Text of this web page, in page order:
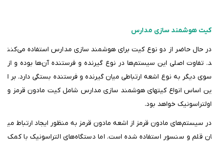
کیت هوشمند سازی مدارس
در حال حاضر از دو نوع کیت برای هوشمند سازی مدارس استفاده می‌کنن
د. تفاوت اصلی این سیستم‌ها در نوع گیرنده و فرستنده آن‌ها بوده و از
سوی دیگر به نوع اشعه ارتباطی میان گیرنده و فرستنده بستگی دارد. بر ا
ین اساس انواع کیت­های هوشمند سازی مدارس شامل کیت مادون قرمز و
اولتراسونیک خواهد بود.
در سیستم‌های مادون قرمز از اشعه مادون قرمز به منظور ایجاد ارتباط می
ان قلم و سنسور استفاده شده است. اما دستگاه‌های التراسونیک با کمک